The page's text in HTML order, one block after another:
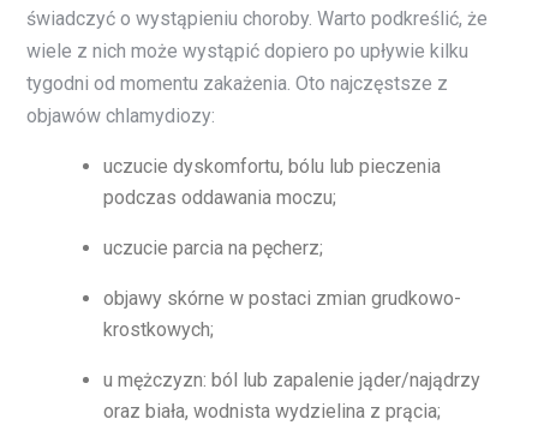
świadczyć o wystąpieniu choroby. Warto podkreślić, że
wiele z nich może wystąpić dopiero po upływie kilku
tygodni od momentu zakażenia. Oto najczęstsze z
objawów chlamydiozy:
uczucie dyskomfortu, bólu lub pieczenia
podczas oddawania moczu;
uczucie parcia na pęcherz;
objawy skórne w postaci zmian grudkowo-
krostkowych;
u mężczyzn: ból lub zapalenie jąder/najądrzy
oraz biała, wodnista wydzielina z prącia;